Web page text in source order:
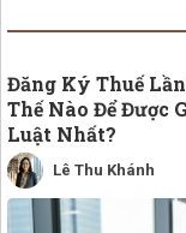
Đăng Ký Thuế
Thế Nào Để Được
Luật Nhất?
Lê Thu Khánh